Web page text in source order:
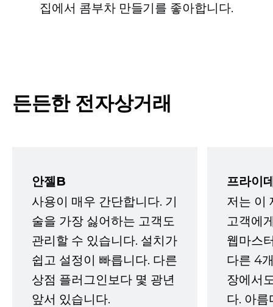
집에서 콤부차 만들기를 좋아합니다.
든든한 전자상거래
안젤B
사용이 매우 간단합니다. 기
술을 가장 싫어하는 고객도
관리할 수 있습니다. 설치가
쉽고 설정이 빠릅니다. 다른
상점 플러그인보다 몇 광년
앞서 있습니다.
프라이
저는 이
고객에
웹마스
다른 4
장에서
다. 아름